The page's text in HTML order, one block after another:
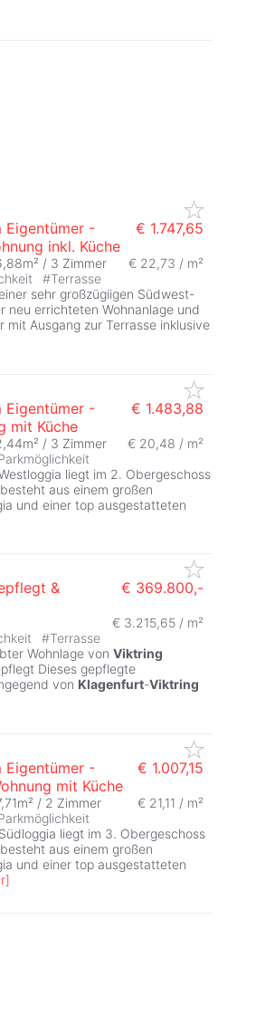
Eigentümer -
inkl. Küche
€ 1.747,65
/ 3 Zimmer
€ 22,73 / m²
#Terrasse
sehr großzügiigen Südwest-
neu errichteten Wohnanlage und
mit Ausgang zur Terrasse inklusive
Eigentümer -
mit Küche
€ 1.483,88
/ 3 Zimmer
€ 20,48 / m²
liegt im 2. Obergeschoss
aus einem großen
und einer top ausgestatteten
&
€ 369.800,-
€ 3.215,65 / m²
#Terrasse
Wohnlage von Viktring
Dieses gepflegte
von Klagenfurt-Viktring
Eigentümer -
mit Küche
€ 1.007,15
/ 2 Zimmer
€ 21,11 / m²
liegt im 3. Obergeschoss
aus einem großen
und einer top ausgestatteten
]